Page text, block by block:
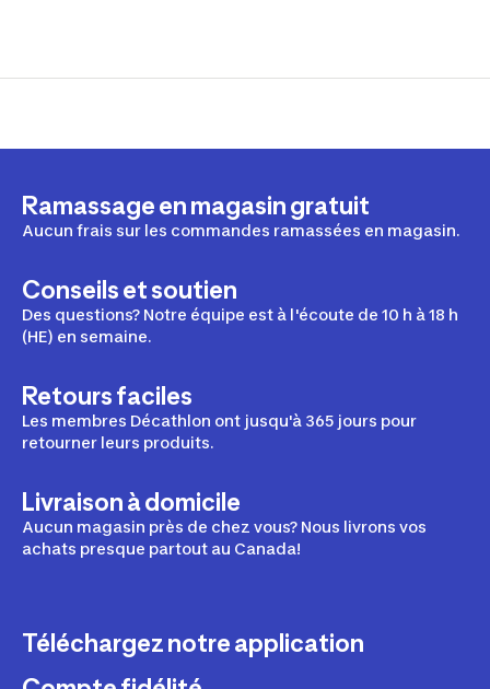
Ramassage en magasin gratuit
Aucun frais sur les commandes ramassées en magasin.
Conseils et soutien
Des questions? Notre équipe est à l'écoute de 10 h à 18 h
(HE) en semaine.
Retours faciles
Les membres Décathlon ont jusqu'à 365 jours pour
retourner leurs produits.
Livraison à domicile
Aucun magasin près de chez vous? Nous livrons vos
achats presque partout au Canada!
Téléchargez notre application